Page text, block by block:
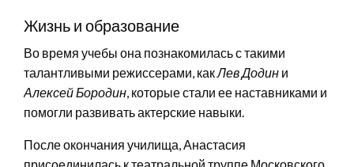
Жизнь и образование
Во время учебы она познакомилась с такими
талантливыми режиссерами, какЛев Додин и
Алексей Бородин, которые стали ее наставниками и
помогли развивать актерские навыки.
После окончания училища, Анастасия